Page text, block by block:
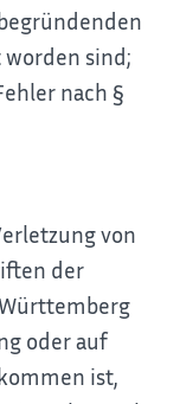
sind;
nach §
von
der
oder auf
ist,